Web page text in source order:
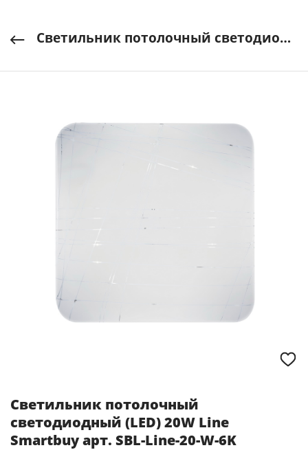
Светильник потолочный светодиодный (LED) 20W Line Smartbuy арт. SBL-Line-20-W-6K
Светильник потолочный
светодиодный (LED) 20W Line
Smartbuy арт. SBL-Line-20-W-6K